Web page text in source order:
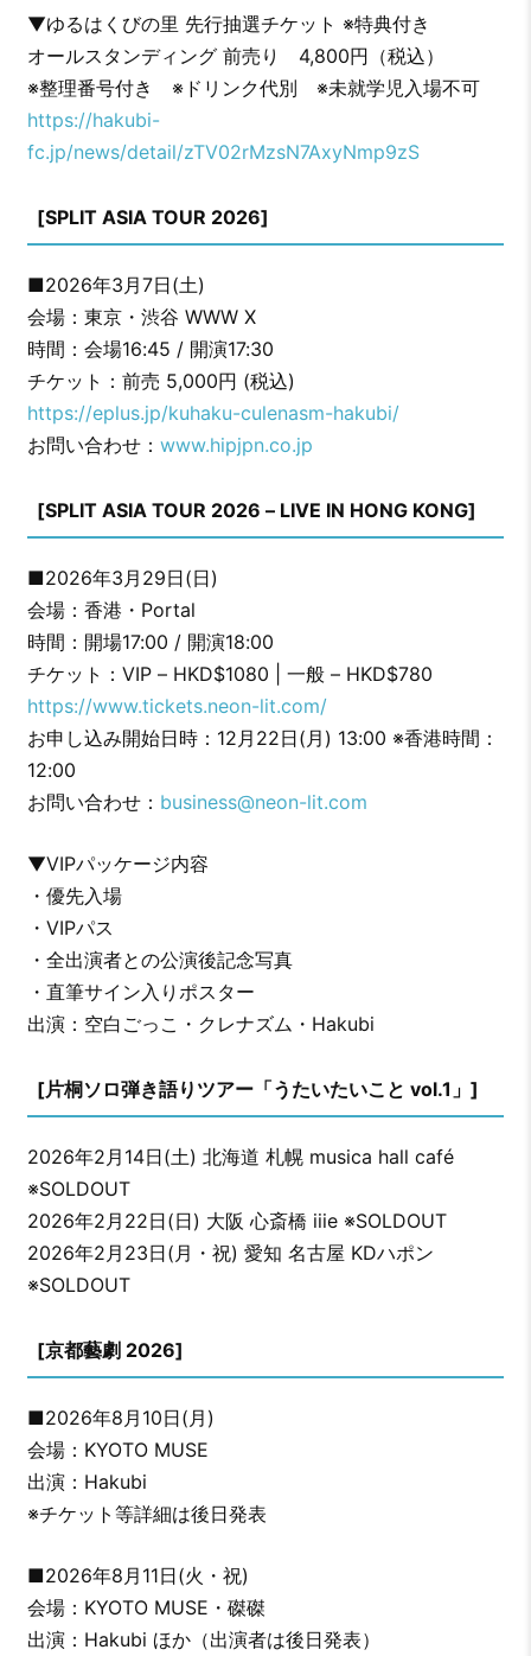
▼ゆるはくびの里 先行抽選チケット ※特典付き
オールスタンディング 前売り 4,800円（税込）
※整理番号付き ※ドリンク代別 ※未就学児⼊場不可
https://hakubi-
fc.jp/news/detail/zTV02rMzsN7AxyNmp9zS
[SPLIT ASIA TOUR 2026]
■2026年3月7日(土)
会場：東京・渋谷 WWW X
時間：会場16:45 / 開演17:30
チケット：前売 5,000円 (税込)
https://eplus.jp/kuhaku-culenasm-hakubi/
お問い合わせ： www.hipjpn.co.jp
[SPLIT ASIA TOUR 2026 – LIVE IN HONG KONG]
■2026年3月29日(日)
会場：香港・Portal
時間：開場17:00 / 開演18:00
チケット：VIP – HKD$1080 | 一般 – HKD$780
https://www.tickets.neon-lit.com/
お申し込み開始日時：12月22日(月) 13:00 ※香港時間：
12:00
お問い合わせ： business@neon-lit.com
▼VIPパッケージ内容
・優先入場
・VIPパス
・全出演者との公演後記念写真
・直筆サイン入りポスター
出演：空白ごっこ・クレナズム・Hakubi
[片桐ソロ弾き語りツアー「うたいたいこと vol.1」]
2026年2月14日(土) 北海道 札幌 musica hall café
※SOLDOUT
2026年2月22日(日) 大阪 心斎橋 iiie ※SOLDOUT
2026年2月23日(月・祝) 愛知 名古屋 KDハポン
※SOLDOUT
[京都藝劇 2026]
■2026年8月10日(月)
会場：KYOTO MUSE
出演：Hakubi
※チケット等詳細は後日発表
■2026年8月11日(火・祝)
会場：KYOTO MUSE・磔磔
出演：Hakubi ほか（出演者は後日発表）